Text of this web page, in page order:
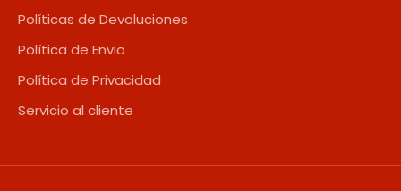
Políticas de Devoluciones
Política de Envio
Política de Privacidad
Servicio al cliente